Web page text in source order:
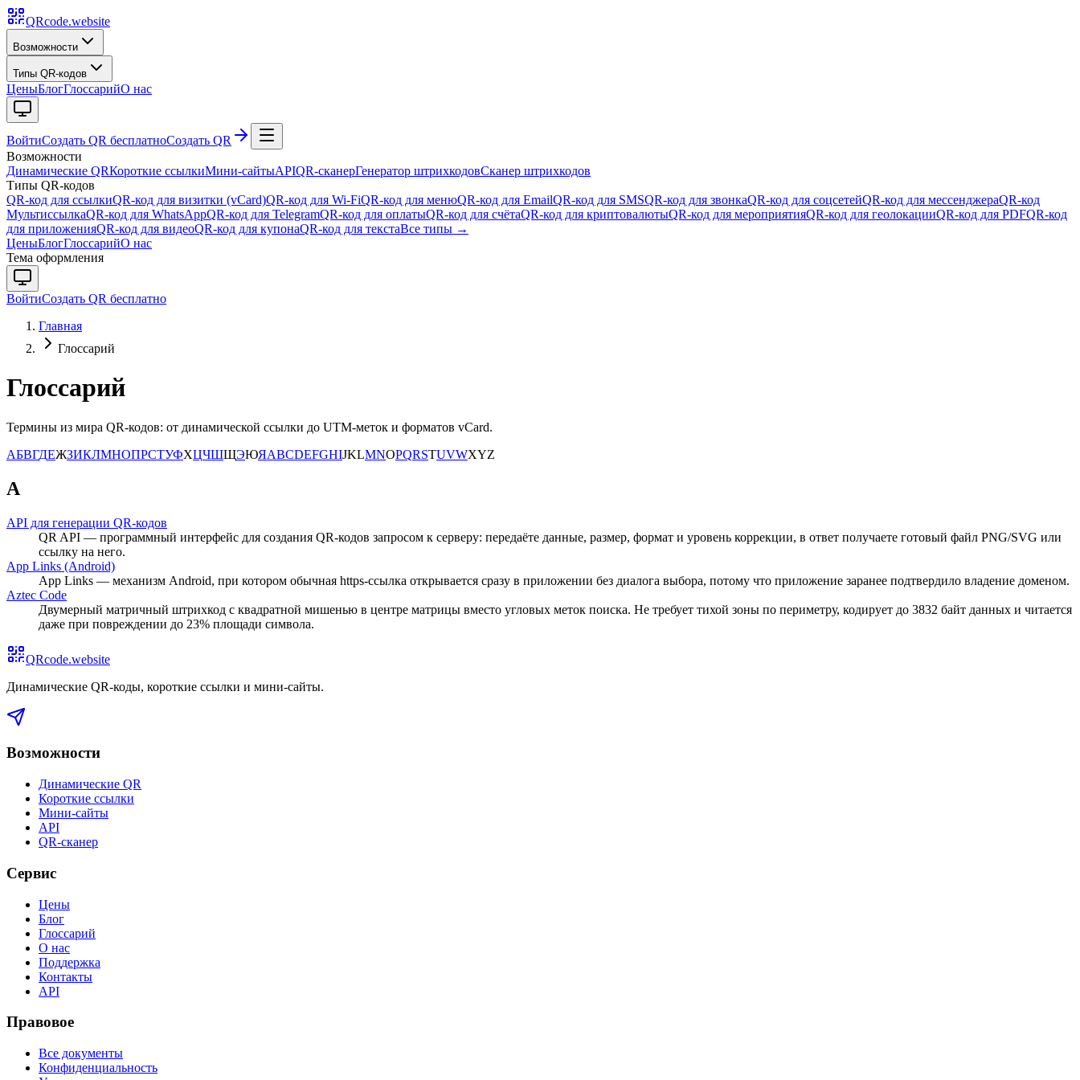
QRcode.website
Возможности
Типы QR-кодов
ЦеныБлогГлоссарийО нас
ВойтиСоздать QR бесплатноСоздать QR
Возможности
Динамические QRКороткие ссылкиМини-сайтыAPIQR-сканерГенератор штрихкодовСканер штрихкодов
Типы QR-кодов
QR-код для ссылкиQR-код для визитки (vCard)QR-код для Wi-FiQR-код для менюQR-код для EmailQR-код для SMSQR-код для звонкаQR-код для соцсетейQR-код для мессенджераQR-код
МультиссылкаQR-код для WhatsAppQR-код для TelegramQR-код для оплатыQR-код для счётаQR-код для криптовалютыQR-код для мероприятияQR-код для геолокацииQR-код для PDFQR-код
для приложенияQR-код для видеоQR-код для купонаQR-код для текстаВсе типы →
ЦеныБлогГлоссарийО нас
Тема оформления
ВойтиСоздать QR бесплатно
Главная
Глоссарий
Глоссарий
Термины из мира QR-кодов: от динамической ссылки до UTM-меток и форматов vCard.
АБВГДЕЖЗИКЛМНОПРСТУФХЦЧШЩЭЮЯABCDEFGHIJKLMNOPQRSTUVWXYZ
A
API для генерации QR-кодов
QR API — программный интерфейс для создания QR-кодов запросом к серверу: передаёте данные, размер, формат и уровень коррекции, в ответ получаете готовый файл PNG/SVG или
ссылку на него.
App Links (Android)
App Links — механизм Android, при котором обычная https-ссылка открывается сразу в приложении без диалога выбора, потому что приложение заранее подтвердило владение доменом.
Aztec Code
Двумерный матричный штрихкод с квадратной мишенью в центре матрицы вместо угловых меток поиска. Не требует тихой зоны по периметру, кодирует до 3832 байт данных и читается
даже при повреждении до 23% площади символа.
QRcode.website
Динамические QR-коды, короткие ссылки и мини-сайты.
Возможности
Динамические QR
Короткие ссылки
Мини-сайты
API
QR-сканер
Сервис
Цены
Блог
Глоссарий
О нас
Поддержка
Контакты
API
Правовое
Все документы
Конфиденциальность